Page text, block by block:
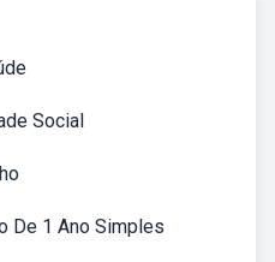
Social
De 1 Ano Simples